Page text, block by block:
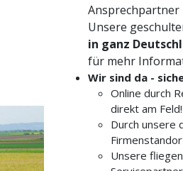
Ansprechpartner
Unsere
in ganz
für mehr
Wir sind da -
Online durch
direkt am Feld!
Durch unsere
Unsere